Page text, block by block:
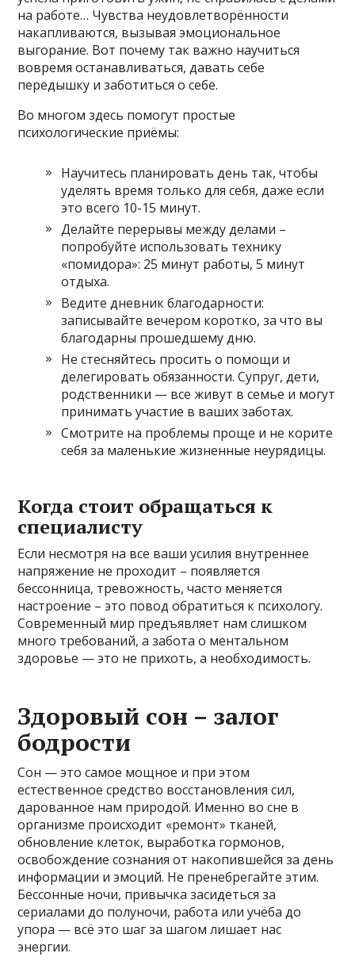
на работе… Чувства неудовлетворённости
накапливаются, вызывая эмоциональное
выгорание. Вот почему так важно научиться
вовремя останавливаться, давать себе
передышку и заботиться о себе.
Во многом здесь помогут простые
психологические приёмы:
Научитесь планировать день так, чтобы
уделять время только для себя, даже если
это всего 10-15 минут.
Делайте перерывы между делами –
попробуйте использовать технику
«помидора»: 25 минут работы, 5 минут
отдыха.
Ведите дневник благодарности:
записывайте вечером коротко, за что вы
благодарны прошедшему дню.
Не стесняйтесь просить о помощи и
делегировать обязанности. Супруг, дети,
родственники — все живут в семье и могут
принимать участие в ваших заботах.
Смотрите на проблемы проще и не корите
себя за маленькие жизненные неурядицы.
Когда стоит обращаться к
специалисту
Если несмотря на все ваши усилия внутреннее
напряжение не проходит – появляется
бессонница, тревожность, часто меняется
настроение – это повод обратиться к психологу.
Современный мир предъявляет нам слишком
много требований, а забота о ментальном
здоровье — это не прихоть, а необходимость.
Здоровый сон – залог
бодрости
Сон — это самое мощное и при этом
естественное средство восстановления сил,
дарованное нам природой. Именно во сне в
организме происходит «ремонт» тканей,
обновление клеток, выработка гормонов,
освобождение сознания от накопившейся за день
информации и эмоций. Не пренебрегайте этим.
Бессонные ночи, привычка засидеться за
сериалами до полуночи, работа или учёба до
упора — всё это шаг за шагом лишает нас
энергии.